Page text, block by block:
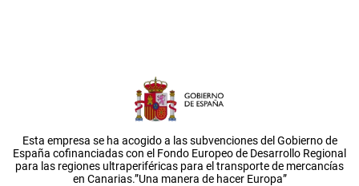
Esta empresa se ha acogido a las subvenciones del Gobierno de
España cofinanciadas con el Fondo Europeo de Desarrollo Regional
para las regiones ultraperiféricas para el transporte de mercancías
en Canarias.”Una manera de hacer Europa”